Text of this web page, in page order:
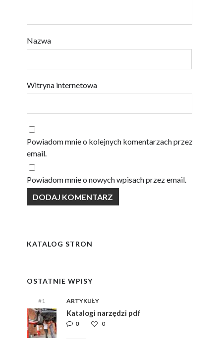
Nazwa
Witryna internetowa
Powiadom mnie o kolejnych komentarzach przez
email.
Powiadom mnie o nowych wpisach przez email.
KATALOG STRON
OSTATNIE WPISY
#1 ARTYKUŁY
Katalogi narzędzi pdf
0
0